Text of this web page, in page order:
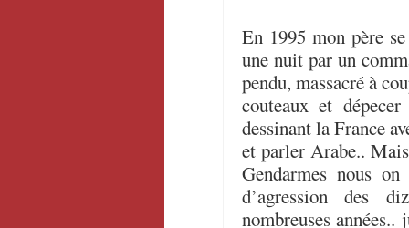
En 1995 mon père
une nuit par un
pendu, massacré à
couteaux et
dessinant la France
et parler Arabe..
Gendarmes nous
d’agression des
nombreuses